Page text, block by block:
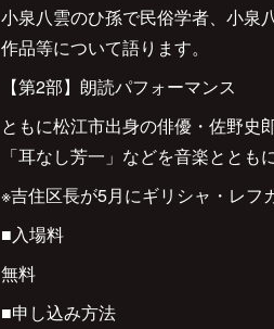
小泉八雲のひ孫で民俗学者、小泉
作品等について語ります。
【第2部】朗読パフォーマンス
ともに松江市出身の俳優・佐野史
「耳なし芳一」などを音楽ととも
※吉住区長が5月にギリシャ・レフ
■入場料
無料
■申し込み方法